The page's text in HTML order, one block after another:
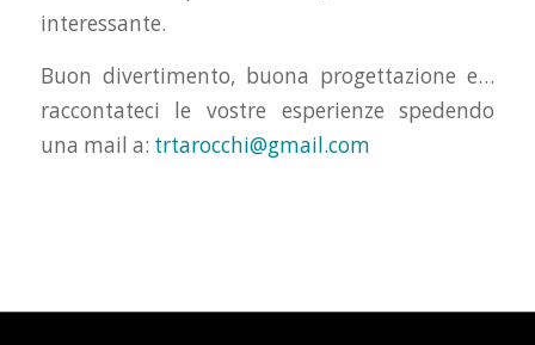
interessante.
Buon divertimento, buona progettazione e…
raccontateci le vostre esperienze spedendo
una mail a: trtarocchi@gmail.com